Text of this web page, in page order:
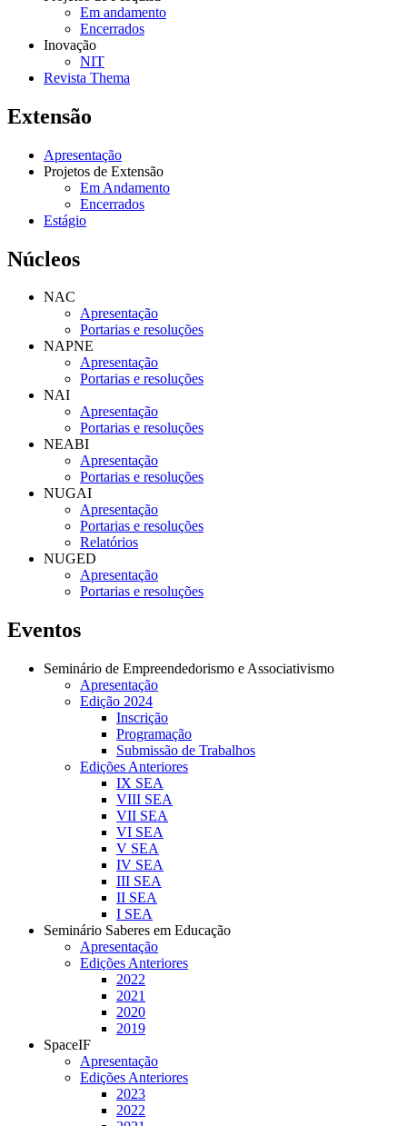
Em andamento
Encerrados
Inovação
NIT
Revista Thema
Extensão
Apresentação
Projetos de Extensão
Em Andamento
Encerrados
Estágio
Núcleos
NAC
Apresentação
Portarias e resoluções
NAPNE
Apresentação
Portarias e resoluções
NAI
Apresentação
Portarias e resoluções
NEABI
Apresentação
Portarias e resoluções
NUGAI
Apresentação
Portarias e resoluções
Relatórios
NUGED
Apresentação
Portarias e resoluções
Eventos
Seminário de Empreendedorismo e Associativismo
Apresentação
Edição 2024
Inscrição
Programação
Submissão de Trabalhos
Edições Anteriores
IX SEA
VIII SEA
VII SEA
VI SEA
V SEA
IV SEA
III SEA
II SEA
I SEA
Seminário Saberes em Educação
Apresentação
Edições Anteriores
2022
2021
2020
2019
SpaceIF
Apresentação
Edições Anteriores
2023
2022